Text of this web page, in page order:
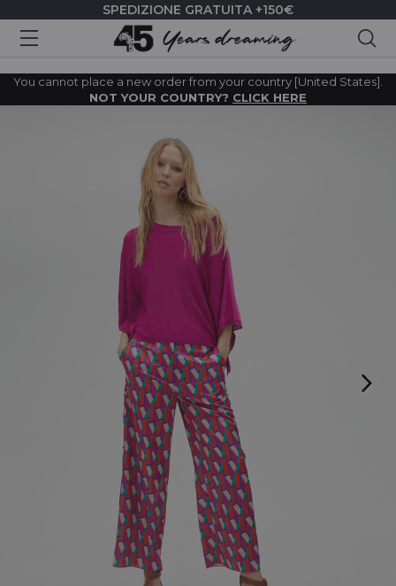
SPEDIZIONE GRATUITA +150€
You cannot place a new order from your country [United States].
NOT YOUR COUNTRY? CLICK HERE